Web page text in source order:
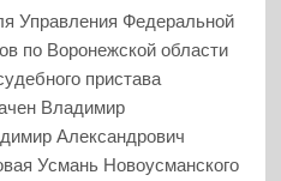
Управления Федеральной
по Воронежской области
пристава
Владимир
Александрович
Усмань Новоусманского